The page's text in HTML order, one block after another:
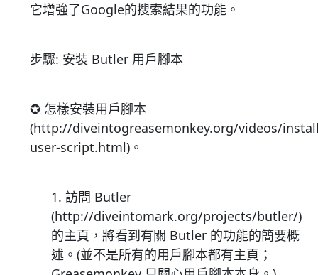
它增強了Google的搜索結果的功能。
步驟: 安裝 Butler 用戶腳本
✪ 怎樣安裝用戶腳本
(http://diveintogreasemonkey.org/videos/
user-script.html)。
1. 訪問 Butler
(http://diveintomark.org/projects/butler/)
的主頁，將看到有關 Butler 的功能的簡要概
述。(並不是所有的用戶腳本都有主頁；